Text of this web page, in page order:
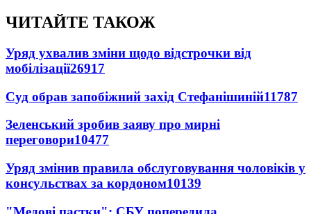
ЧИТАЙТЕ ТАКОЖ
Уряд ухвалив зміни щодо відстрочки від
мобілізації26917
Суд обрав запобіжний захід Стефанішиній11787
Зеленський зробив заяву про мирні
переговори10477
Уряд змінив правила обслуговування чоловіків у
консульствах за кордоном10139